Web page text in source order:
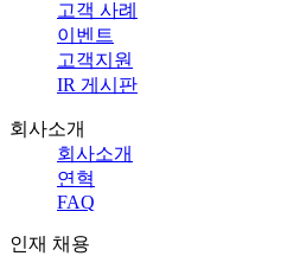
고객 사례
이벤트
고객지원
IR 게시판
회사소개
회사소개
연혁
FAQ
인재 채용